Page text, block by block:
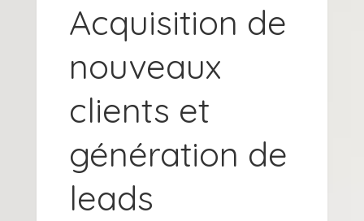
Acquisition de
nouveaux
clients et
génération de
leads